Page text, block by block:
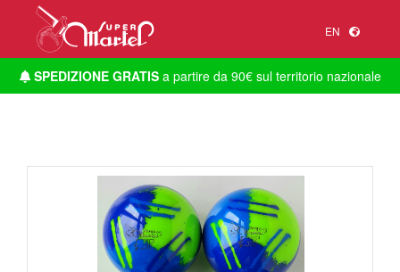
EN
SPEDIZIONE GRATISa partire da 90€ sul territorio nazionale